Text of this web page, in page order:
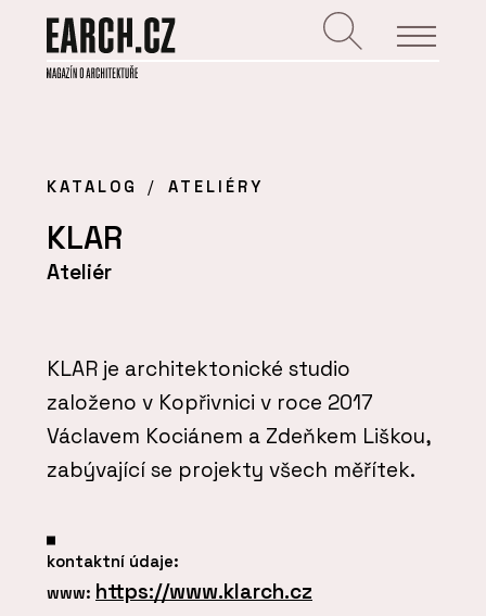
KATALOG ATELIÉRY
KLAR
Ateliér
KLAR je architektonické studio
založeno v Kopřivnici v roce 2017
Václavem Kociánem a Zdeňkem Liškou,
zabývající se projekty všech měřítek.
kontaktní údaje:
www: https://www.klarch.cz